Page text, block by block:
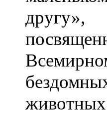
другу»,
животных